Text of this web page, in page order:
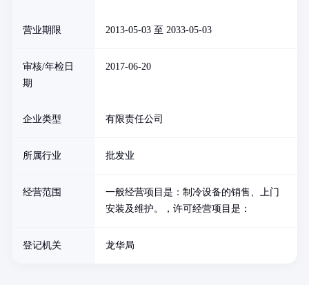
营业期限 2013-05-03 至 2033-05-03
审核/年检日
期
2017-06-20
企业类型 有限责任公司
所属行业 批发业
经营范围
一般经营项目是：制冷设备的销售、上门
安装及维护。，许可经营项目是：
登记机关 龙华局